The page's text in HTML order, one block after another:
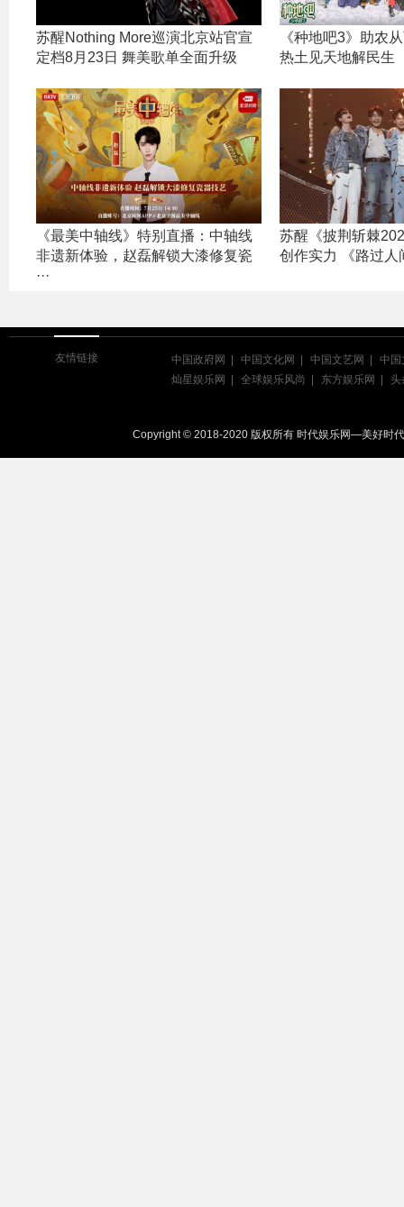
苏醒Nothing More巡演北京站官宣
定档8月23日 舞美歌单全面升级
《种地吧3》助农
热土见天地解民生
《最美中轴线》特别直播：中轴线
非遗新体验，赵磊解锁大漆修复瓷
···
苏醒《披荆斩棘
创作实力 《路过人
友情链接 中国政府网 中国文化网 中国文艺网
中国
灿星娱乐网
全球娱乐风尚 东方娱乐网 头
Copyright © 2018-2020 版权所有 时代娱乐网—美好时